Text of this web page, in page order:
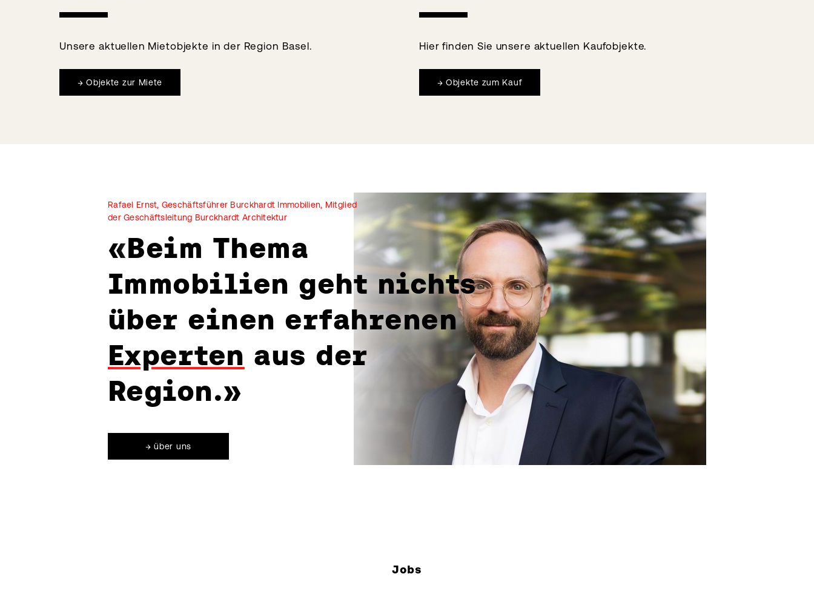
Unsere aktuellen Mietobjekte in der Region Basel.
→Objekte zur Miete
Hier finden Sie unsere aktuellen Kaufobjekte.
→Objekte zum Kauf
Rafael Ernst, Geschäftsführer Burckhardt Immobilien, Mitglied
der Geschäftsleitung Burckhardt Architektur
«Beim Thema
Immobilien geht nichts
über einen erfahrenen
Experten aus der
Region.»
→über uns
Jobs